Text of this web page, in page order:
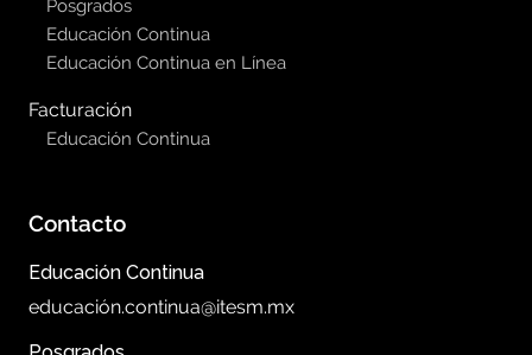
Posgrados
Educación Continua
Educación Continua en Línea
Facturación
Educación Continua
Contacto
Educación Continua
educación.continua@itesm.mx